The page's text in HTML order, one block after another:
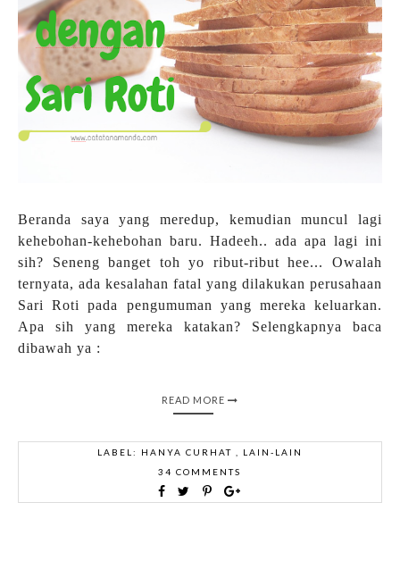
Beranda saya yang meredup, kemudian muncul lagi
kehebohan-kehebohan baru. Hadeeh.. ada apa lagi ini
sih? Seneng banget toh yo ribut-ribut hee... Owalah
ternyata, ada kesalahan fatal yang dilakukan perusahaan
Sari Roti pada pengumuman yang mereka keluarkan.
Apa sih yang mereka katakan? Selengkapnya baca
dibawah ya :
READ MORE
LABEL: HANYA CURHAT
LAIN-LAIN
34 COMMENTS